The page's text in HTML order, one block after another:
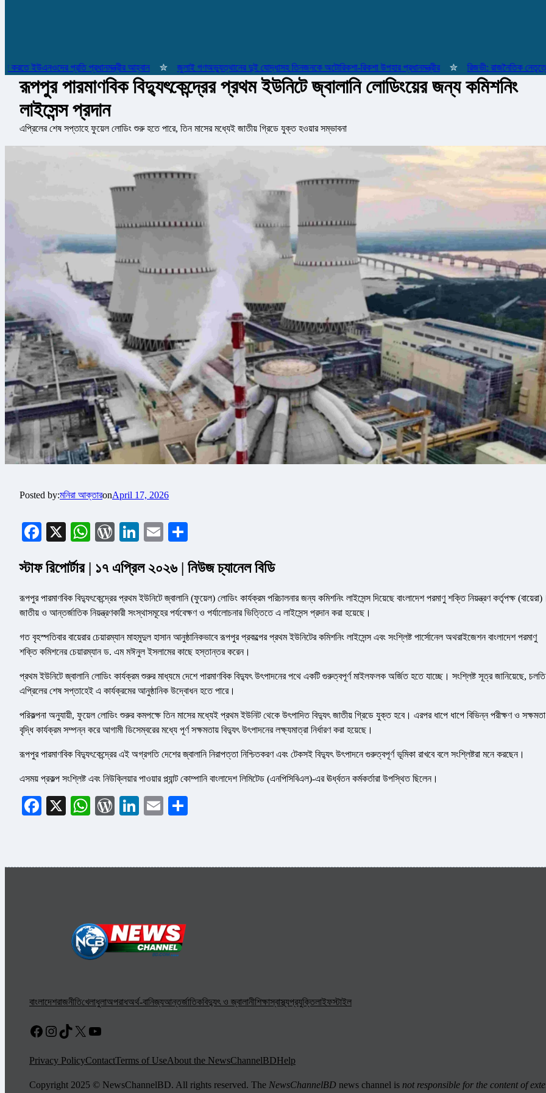
ইউএনওদের প্রতি প্রধানমন্ত্রীর আহ্বান ✮ জুলাই গণঅভ্যুত্থানের দুই যোদ্ধাসহ তিনজনকে অটোরিকশা-রিকশা উপহার প্রধানমন্ত্রীর ✮ রিজভী: রাজনৈতিক নেতৃত্বের
রূপপুর পারমাণবিক বিদ্যুৎকেন্দ্রের প্রথম ইউনিটে জ্বালানি লোডিংয়ের জন্য কমিশনিং
লাইসেন্স প্রদান
এপ্রিলের শেষ সপ্তাহে ফুয়েল লোডিং শুরু হতে পারে, তিন মাসের মধ্যেই জাতীয় গ্রিডে যুক্ত হওয়ার সম্ভাবনা
Posted by:মনিরা আক্তারonApril 17, 2026
Facebook
X WhatsApp
WordPress
LinkedIn
Email
স্টাফ রিপোর্টার | ১৭ এপ্রিল ২০২৬ | নিউজ চ্যানেল বিডি
রূপপুর পারমাণবিক বিদ্যুৎকেন্দ্রের প্রথম ইউনিটে জ্বালানি (ফুয়েল) লোডিং কার্যক্রম পরিচালনার জন্য কমিশনিং লাইসেন্স দিয়েছে বাংলাদেশ পরমাণু শক্তি নিয়ন্ত্রণ কর্তৃপক্ষ
জাতীয় ও আন্তর্জাতিক নিয়ন্ত্রণকারী সংস্থাসমূহের পর্যবেক্ষণ ও পর্যালোচনার ভিত্তিতে এ লাইসেন্স প্রদান করা হয়েছে।
গত বৃহস্পতিবার বায়েরার চেয়ারম্যান মাহমুদুল হাসান আনুষ্ঠানিকভাবে রূপপুর প্রকল্পের প্রথম ইউনিটের কমিশনিং লাইসেন্স এবং সংশ্লিষ্ট পার্সোনেল অথরাইজেশন বাংলাদেশ পরমাণু
শক্তি কমিশনের চেয়ারম্যান ড. এম মঈনুল ইসলামের কাছে হস্তান্তর করেন।
প্রথম ইউনিটে জ্বালানি লোডিং কার্যক্রম শুরুর মাধ্যমে দেশে পারমাণবিক বিদ্যুৎ উৎপাদনের পথে একটি গুরুত্বপূর্ণ মাইলফলক অর্জিত হতে যাচ্ছে। সংশ্লিষ্ট সূত্র জানিয়েছে, চলতি
এপ্রিলের শেষ সপ্তাহেই এ কার্যক্রমের আনুষ্ঠানিক উদ্বোধন হতে পারে।
পরিকল্পনা অনুযায়ী, ফুয়েল লোডিং শুরুর কমপক্ষে তিন মাসের মধ্যেই প্রথম ইউনিট থেকে উৎপাদিত বিদ্যুৎ জাতীয় গ্রিডে যুক্ত হবে। এরপর ধাপে ধাপে বিভিন্ন পরীক্ষণ ও সক্ষমতা
বৃদ্ধি কার্যক্রম সম্পন্ন করে আগামী ডিসেম্বরের মধ্যে পূর্ণ সক্ষমতায় বিদ্যুৎ উৎপাদনের লক্ষ্যমাত্রা নির্ধারণ করা হয়েছে।
রূপপুর পারমাণবিক বিদ্যুৎকেন্দ্রের এই অগ্রগতি দেশের জ্বালানি নিরাপত্তা নিশ্চিতকরণ এবং টেকসই বিদ্যুৎ উৎপাদনে গুরুত্বপূর্ণ ভূমিকা রাখবে বলে সংশ্লিষ্টরা মনে করছেন।
এসময় প্রকল্প সংশ্লিষ্ট এবং নিউক্লিয়ার পাওয়ার প্ল্যান্ট কোম্পানি বাংলাদেশ লিমিটেড (এনপিসিবিএল)-এর ঊর্ধ্বতন কর্মকর্তারা উপস্থিত ছিলেন।
Facebook
X WhatsApp
WordPress
LinkedIn
Email
বাংলাদেশরাজনীতিখেলাধুলাঅপরাধঅর্থ-বানিজ্যআন্তর্জাতিকবিদ্যুৎ ও জ্বালানীশিক্ষাস্বাস্থ্যপ্রযুক্তিলাইফস্টাইল
Facebook
Instagram
TikTok
X YouTube
Privacy PolicyContactTerms of UseAbout the NewsChannelBDHelp
Copyright 2025 © NewsChannelBD. All rights reserved. The NewsChannelBD news channel is not responsible for the content of